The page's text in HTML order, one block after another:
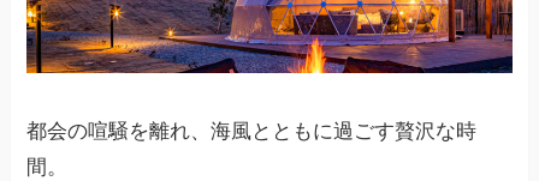
都会の喧騒を離れ、海風とともに過ごす贅沢な時
間。